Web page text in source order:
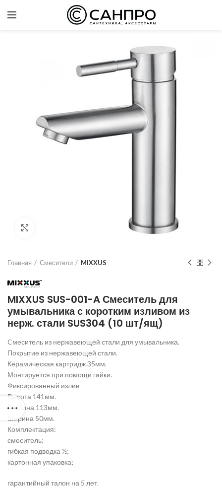
Главная Смесители MIXXUS
MIXXUS SUS-001-A Смеситель для
умывальника с коротким изливом из
нерж. стали SUS304 (10 шт/ящ)
Cмеситель из нержавеющей стали для умывальника.
Покрытие из нержавеющей стали.
Керамическая картридж 35мм.
Монтируется при помощи гайки.
Фиксированный излив
Высота 141мм.
Глубина 113мм.
Ширина 50мм.
Комплектация:
смеситель;
гибкая подводка ½;
картонная упаковка;
гарантийный талон на 5 лет.